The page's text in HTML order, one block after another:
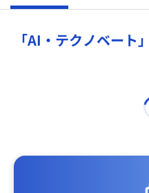
「AI・テクノベート